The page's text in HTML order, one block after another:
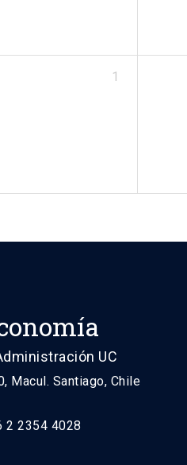
1
UC
Macul. Santiago, Chile
2 2354 4028